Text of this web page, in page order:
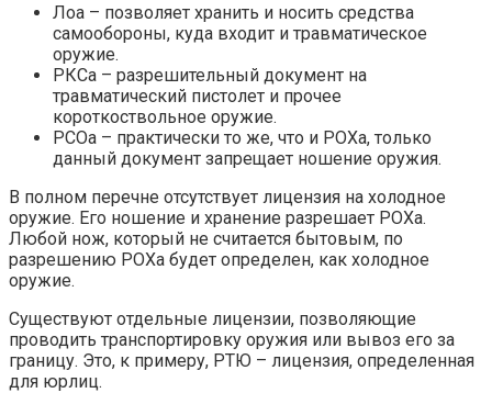
Лоа – позволяет хранить и носить средства
самообороны, куда входит и травматическое
оружие.
РКСа – разрешительный документ на
травматический пистолет и прочее
короткоствольное оружие.
РСОа – практически то же, что и РОХа, только
данный документ запрещает ношение оружия.
В полном перечне отсутствует лицензия на холодное
оружие. Его ношение и хранение разрешает РОХа.
Любой нож, который не считается бытовым, по
разрешению РОХа будет определен, как холодное
оружие.
Существуют отдельные лицензии, позволяющие
проводить транспортировку оружия или вывоз его за
границу. Это, к примеру, РТЮ – лицензия, определенная
для юрлиц.